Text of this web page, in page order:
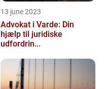
13 june 2023
Advokat i Varde: Din
hjælp til juridiske
udfordrin...